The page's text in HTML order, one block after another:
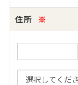
住所 ※